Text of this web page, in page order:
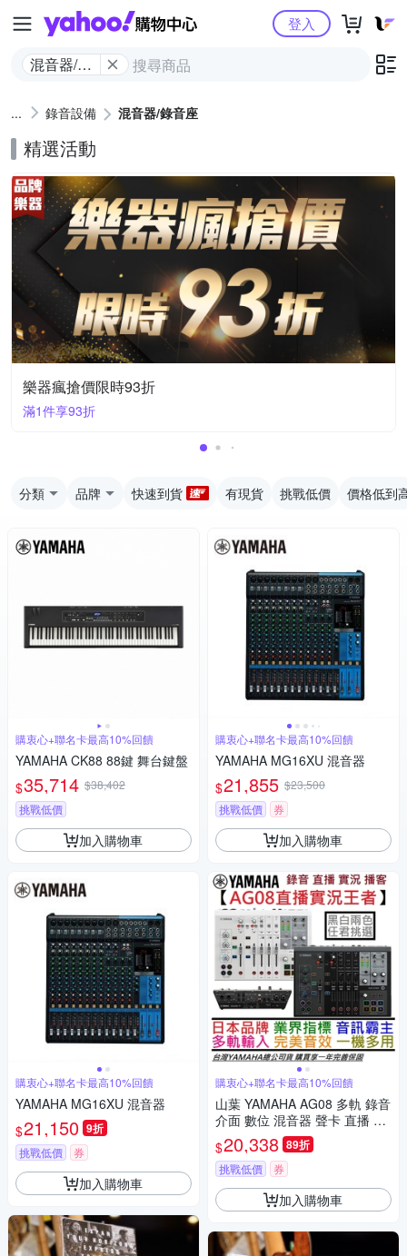
Yahoo購物中心
混音器/錄
登入
錄音設備 混音器/錄音座
精選活動
樂器瘋搶價限時93折
滿1件享93折
分類 品牌 快速到貨 有現貨 挑戰低價 價格低到
購衷心+聯名卡最高10%回饋
YAMAHA CK88 88鍵 舞台鍵盤
$35,714 $38,402
挑戰低價
加入購物車
購衷心+聯名卡最高10%回饋
YAMAHA MG16XU 混音器
$21,150 9折
挑戰低價 券
加入購物車
購衷心+聯名卡最高10%回饋
YAMAHA MG16XU 混音器
$21,855 $23,500
挑戰低價
券
加入購物車
購衷心+聯名卡最高10%回饋
山葉 YAMAHA AG08 多軌 錄音
介面 數位 混音器 聲卡 直播 實
況 錄音 Podcast 公司貨 贈錄音
軟體
$20,338 89折
挑戰低價 券
加入購物車